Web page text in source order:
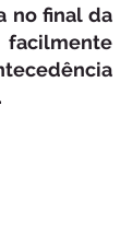
no final da